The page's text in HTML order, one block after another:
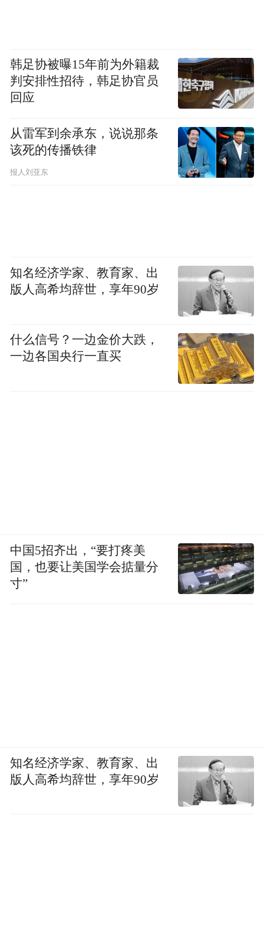
韩足协被曝15年前为外籍裁
判安排性招待，韩足协官员
回应
从雷军到余承东，说说那条
该死的传播铁律
报人刘亚东
知名经济学家、教育家、出
版人高希均辞世，享年90岁
什么信号？一边金价大跌，
一边各国央行一直买
中国5招齐出，“要打疼美
国，也要让美国学会掂量分
寸”
知名经济学家、教育家、出
版人高希均辞世，享年90岁